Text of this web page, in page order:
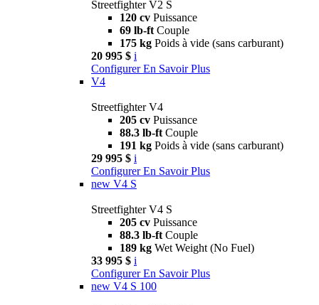
Streetfighter V2 S
120 cv Puissance
69 lb-ft Couple
175 kg Poids à vide (sans carburant)
20 995 $ i
Configurer En Savoir Plus
V4
Streetfighter V4
205 cv Puissance
88.3 lb-ft Couple
191 kg Poids à vide (sans carburant)
29 995 $ i
Configurer En Savoir Plus
new V4 S
Streetfighter V4 S
205 cv Puissance
88.3 lb-ft Couple
189 kg Wet Weight (No Fuel)
33 995 $ i
Configurer En Savoir Plus
new V4 S 100